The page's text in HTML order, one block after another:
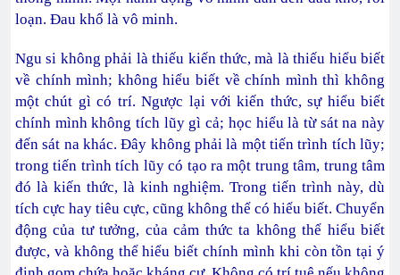
loạn. Đau khổ là vô minh.
Ngu si không phải là thiếu kiến thức, mà là thiếu hiểu biết
về chính mình; không hiểu biết về chính mình thì không
một chút gì có trí. Ngược lại với kiến thức, sự hiểu biết
chính mình không tích lũy gì cả; học hiểu là từ sát na này
đến sát na khác. Đây không phải là một tiến trình tích lũy;
trong tiến trình tích lũy có tạo ra một trung tâm, trung tâm
đó là kiến thức, là kinh nghiệm. Trong tiến trình này, dù
tích cực hay tiêu cực, cũng không thể có hiểu biết. Chuyển
động của tư tưởng, của cảm thức ta không thể hiểu biết
được, và không thể hiểu biết chính mình khi còn tồn tại ý